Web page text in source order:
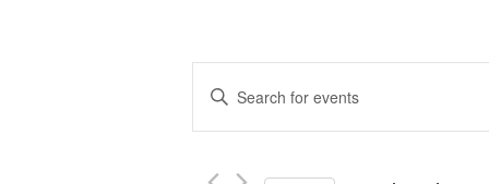
Events
Search
and
Enter
Keyword.
Search